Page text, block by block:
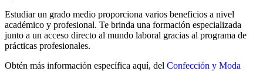
Estudiar un grado medio proporciona varios beneficios a nivel
académico y profesional. Te brinda una formación especializada
junto a un acceso directo al mundo laboral gracias al programa de
prácticas profesionales.
Obtén más información específica aquí, del Confección y Moda